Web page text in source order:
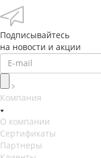
Подписывайтесь
на новости и акции
Компания
О компании
Сертификаты
Партнеры